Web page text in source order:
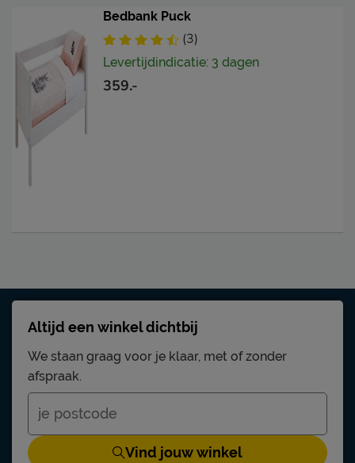
Bedbank Puck
(3)
Levertijdindicatie: 3 dagen
359.-
Altijd een winkel dichtbij
We staan graag voor je klaar, met of zonder
afspraak.
Vind jouw winkel